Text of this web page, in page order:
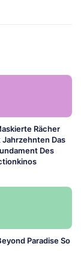
Rächer
Jahrzehnten Das
Des
Paradise So